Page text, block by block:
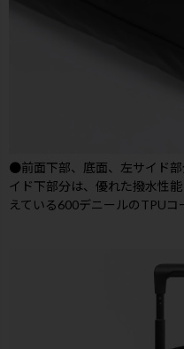
●前面下部、底面、左サイド
イド下部分は、優れた撥水性
えている600デニールのTPUコ